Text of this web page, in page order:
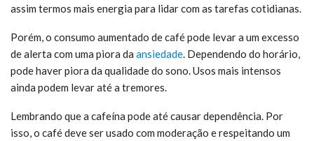
assim termos mais energia para lidar com as tarefas cotidianas.
Porém, o consumo aumentado de café pode levar a um excesso
de alerta com uma piora da ansiedade. Dependendo do horário,
pode haver piora da qualidade do sono. Usos mais intensos
ainda podem levar até a tremores.
Lembrando que a cafeína pode até causar dependência. Por
isso, o café deve ser usado com moderação e respeitando um